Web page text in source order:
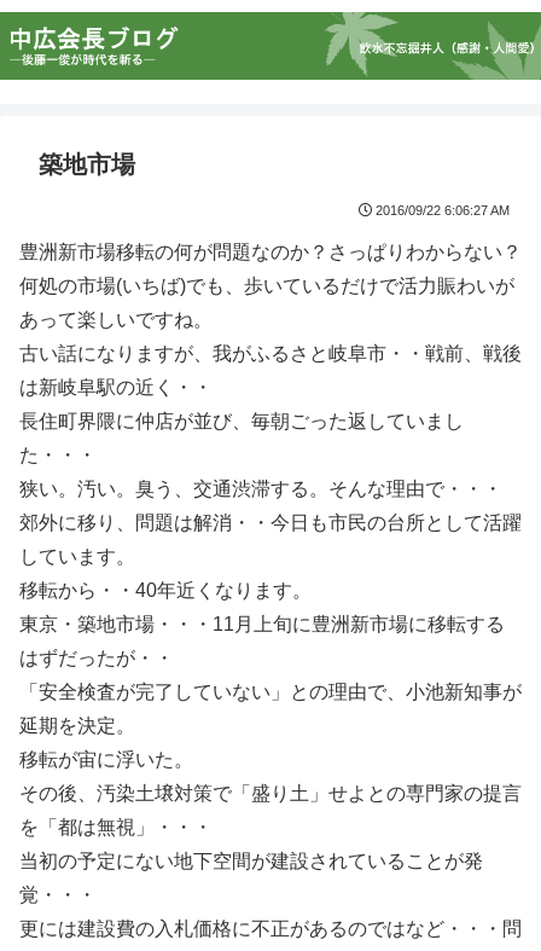
築地市場
2016/09/22 6:06:27 AM
豊洲新市場移転の何が問題なのか？さっぱりわからない？
何処の市場(いちば)でも、歩いているだけで活力賑わいが
あって楽しいですね。
古い話になりますが、我がふるさと岐阜市・・戦前、戦後
は新岐阜駅の近く・・
長住町界隈に仲店が並び、毎朝ごった返していまし
た・・・
狭い。汚い。臭う、交通渋滞する。そんな理由で・・・
郊外に移り、問題は解消・・今日も市民の台所として活躍
しています。
移転から・・40年近くなります。
東京・築地市場・・・11月上旬に豊洲新市場に移転する
はずだったが・・
「安全検査が完了していない」との理由で、小池新知事が
延期を決定。
移転が宙に浮いた。
その後、汚染土壌対策で「盛り土」せよとの専門家の提言
を「都は無視」・・・
当初の予定にない地下空間が建設されていることが発
覚・・・
更には建設費の入札価格に不正があるのではなど・・・問